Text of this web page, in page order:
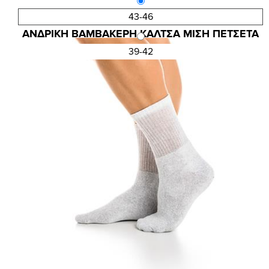
43-46
39-42
Κωδ.:4118
ΑΝΔΡΙΚΗ ΒΑΜΒΑΚΕΡΗ ΚΑΛΤΣΑ ΜΙΣΗ ΠΕΤΣΕΤΑ
4,20 € 3,15 €